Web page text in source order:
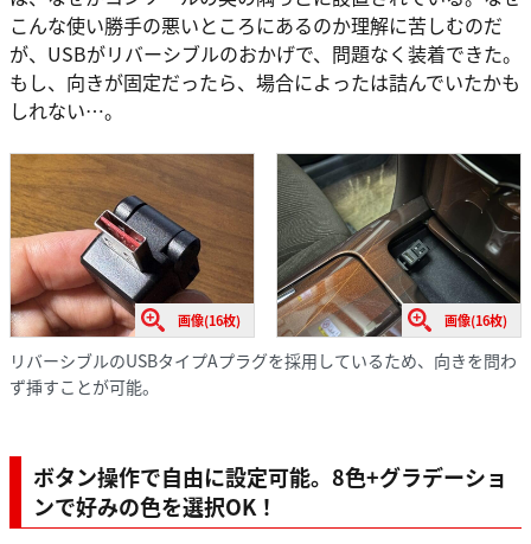
こんな使い勝手の悪いところにあるのか理解に苦しむのだ
が、USBがリバーシブルのおかげで、問題なく装着できた。
もし、向きが固定だったら、場合によったは詰んでいたかも
しれない…。
画像(16枚) 画像(16枚)
リバーシブルのUSBタイプAプラグを採用しているため、向きを問わ
ず挿すことが可能。
ボタン操作で自由に設定可能。8色+グラデーショ
ンで好みの色を選択OK！